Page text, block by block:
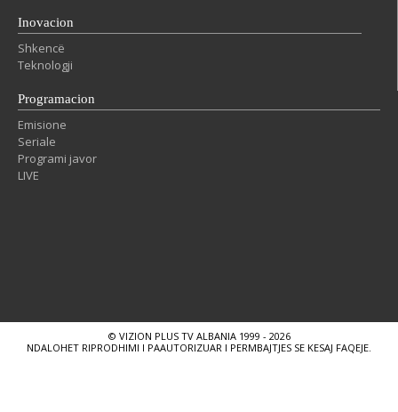
Inovacion
Shkencë
Teknologji
Programacion
Emisione
Seriale
Programi javor
LIVE
© VIZION PLUS TV ALBANIA 1999 - 2026
NDALOHET RIPRODHIMI I PAAUTORIZUAR I PERMBAJTJES SE KESAJ FAQEJE.